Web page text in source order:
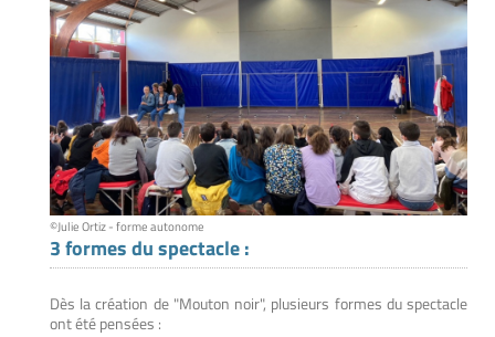
©Julie Ortiz - forme autonome
3 formes du spectacle :
Dès la création de "Mouton noir", plusieurs formes du spectacle
ont été pensées :